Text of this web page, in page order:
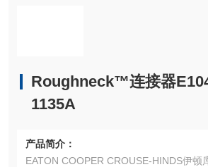
Roughneck™连接器
1135A
产品简介：
EATON COOPER CROUSE-HINDS伊顿